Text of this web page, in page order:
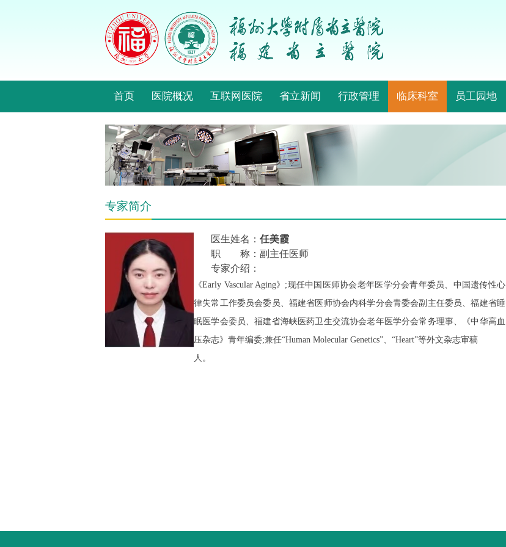
首页 医院概况 互联网医院 省立新闻 行政管理 临床科室 员工园地
专家简介
医生姓名： 任美霞
职 称：副主任医师
专家介绍：
《Early Vascular Aging》;现任中国医师协会老年医学分会青年委员、中国遗传性心
律失常工作委员会委员、福建省医师协会内科学分会青委会副主任委员、福建省睡
眠医学会委员、福建省海峡医药卫生交流协会老年医学分会常务理事、《中华高血
压杂志》青年编委;兼任“Human Molecular Genetics”、“Heart”等外文杂志审稿
人。